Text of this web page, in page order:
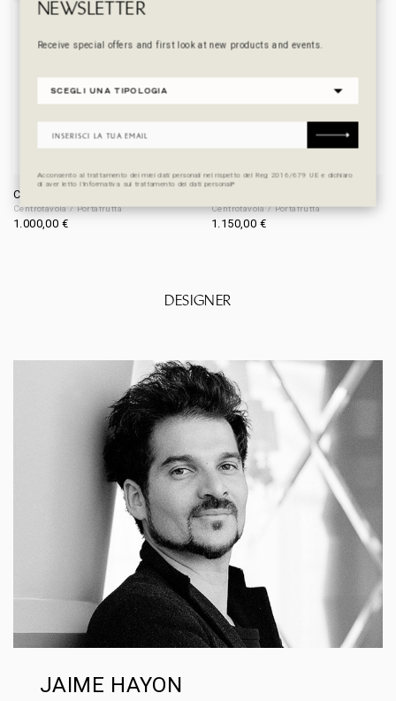
COLOSSEUM III
Centrotavola / Portafrutta
1.000,00€
Centrotavola / Portafrutta
1.150,00€
DESIGNER
JAIME HAYON
NEWSLETTER
Receive special offers and first look at new products and events.
Acconsento al trattamento dei miei dati personali nel rispetto del Reg 2016/679 UE e dichiaro
di aver letto l’informativa sul trattamento dei dati personali*